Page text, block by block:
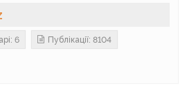
6 Публікації: 8104